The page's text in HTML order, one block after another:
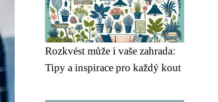
Rozkvést může i vaše zahrada:
Tipy a inspirace pro každý kout